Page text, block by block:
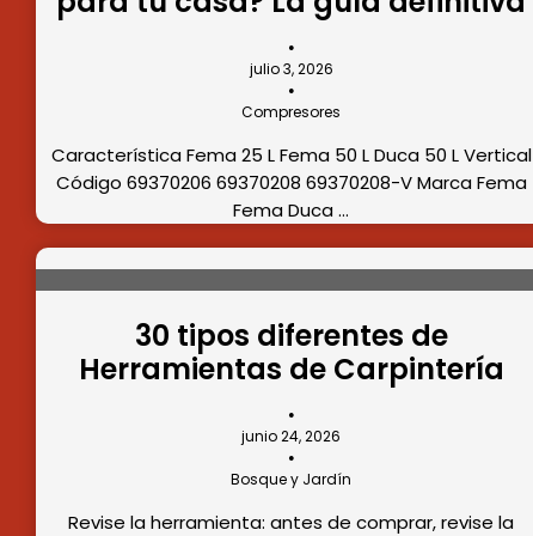
•
julio 3, 2026
•
Compresores
Característica Fema 25 L Fema 50 L Duca 50 L Vertical
Código 69370206 69370208 69370208-V Marca Fema
Fema Duca …
30 tipos diferentes de
Herramientas de Carpintería
•
junio 24, 2026
•
Bosque y Jardín
Revise la herramienta: antes de comprar, revise la